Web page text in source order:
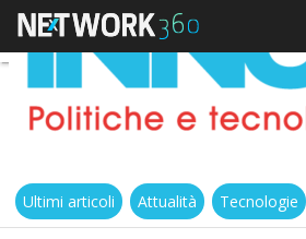
Ultimi articoli Attualità Tecnologie